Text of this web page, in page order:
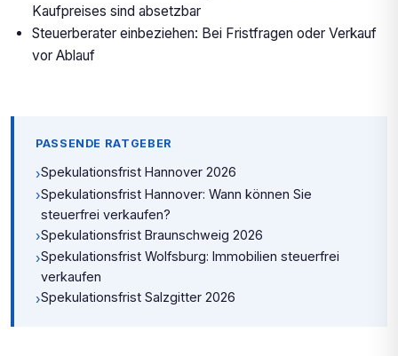
Kaufpreises sind absetzbar
Steuerberater einbeziehen: Bei Fristfragen oder Verkauf
vor Ablauf
PASSENDE RATGEBER
›Spekulationsfrist Hannover 2026
›Spekulationsfrist Hannover: Wann können Sie
steuerfrei verkaufen?
›Spekulationsfrist Braunschweig 2026
›Spekulationsfrist Wolfsburg: Immobilien steuerfrei
verkaufen
›Spekulationsfrist Salzgitter 2026